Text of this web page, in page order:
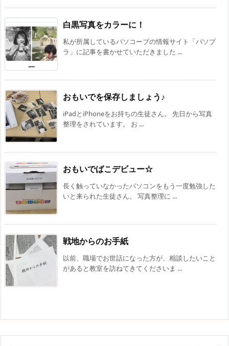
白黒写真をカラーに！
私が所属しているパソコープの情報サイト「パソプ
ラ」に記事を書かせていただきました ...
おもいでを保存しましょう♪
iPadとiPhoneをお持ちの生徒さん。 先日から写真
整理をされています。 お ...
おもいでばこデビュー☆
長く触っていなかったパソコンをもう一度勉強した
いと来られた生徒さん。 写真整理に ...
戦地からのお手紙
以前、職場でお世話になった方が、相談したいこと
があると教室を訪ねてきてくださいま ...